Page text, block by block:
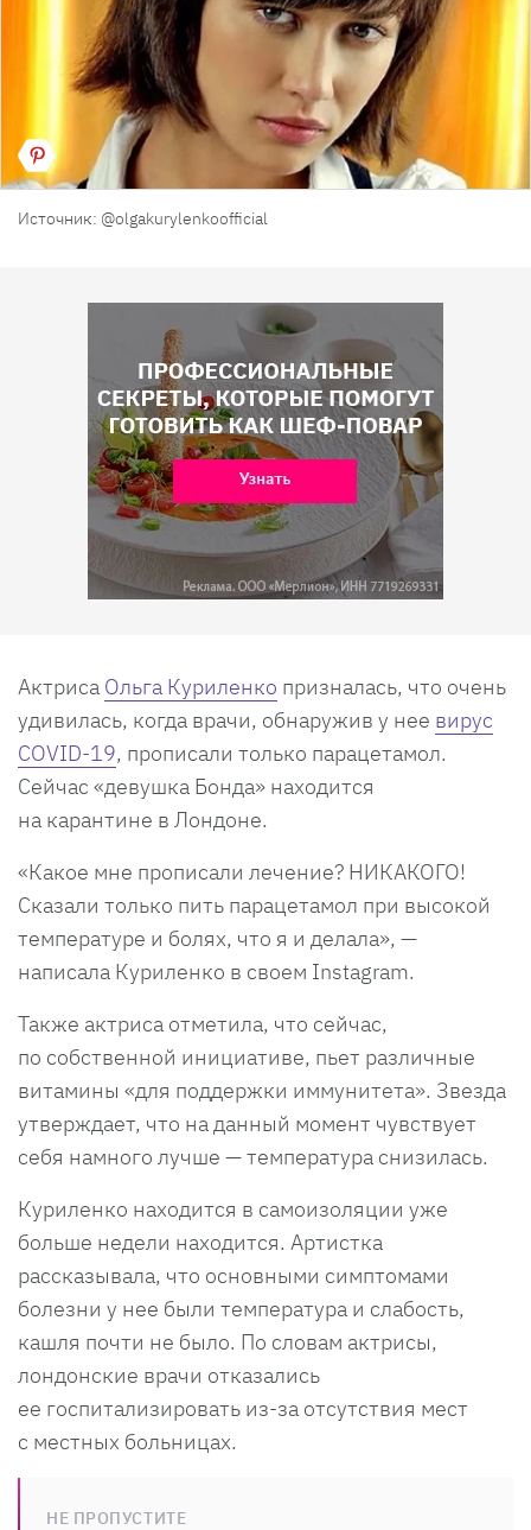
Источник: @olgakurylenkoofficial
Актриса Ольга Куриленко призналась, что очень
удивилась, когда врачи, обнаружив у нее вирус
COVID-19, прописали только парацетамол.
Сейчас «девушка Бонда» находится
на карантине в Лондоне.
«Какое мне прописали лечение? НИКАКОГО!
Сказали только пить парацетамол при высокой
температуре и болях, что я и делала», —
написала Куриленко в своем Instagram.
Также актриса отметила, что сейчас,
по собственной инициативе, пьет различные
витамины «для поддержки иммунитета». Звезда
утверждает, что на данный момент чувствует
себя намного лучше — температура снизилась.
Куриленко находится в самоизоляции уже
больше недели находится. Артистка
рассказывала, что основными симптомами
болезни у нее были температура и слабость,
кашля почти не было. По словам актрисы,
лондонские врачи отказались
ее госпитализировать из-за отсутствия мест
с местных больницах.
НЕ ПРОПУСТИТЕ